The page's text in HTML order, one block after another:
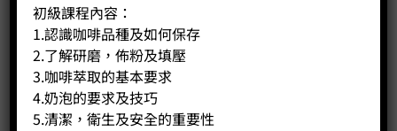
a) Barista Image and Service Attitude, Handling
Complaints
b) Understanding Different Types of Tea
c) Exam Demonstration and Practice.
初級課程內容：
1.認識咖啡品種及如何保存
2.了解研磨，佈粉及填壓
3.咖啡萃取的基本要求
4.奶泡的要求及技巧
5.清潔，衛生及安全的重要性